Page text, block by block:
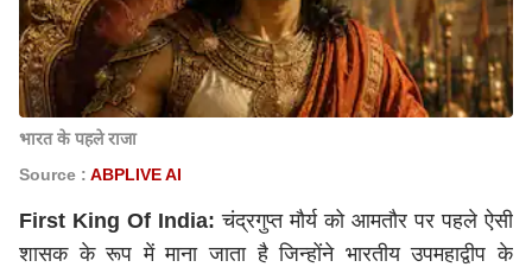
भारत के पहले राजा
Source : ABPLIVE AI
First King Of India: चंद्रगुप्त मौर्य को आमतौर पर पहले ऐसी
शासक के रूप में माना जाता है जिन्होंने भारतीय उपमहाद्वीप के